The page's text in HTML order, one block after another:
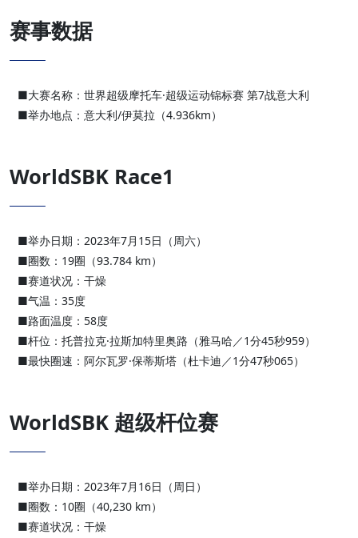
赛事数据
■大赛名称：世界超级摩托车·超级运动锦标赛 第7战意大利
■举办地点：意大利/伊莫拉（4.936km）
WorldSBK Race1
■举办日期：2023年7月15日（周六）
■圈数：19圈（93.784 km）
■赛道状况：干燥
■气温：35度
■路面温度：58度
■杆位：托普拉克·拉斯加特里奥路（雅马哈／1分45秒959）
■最快圈速：阿尔瓦罗·保蒂斯塔（杜卡迪／1分47秒065）
WorldSBK 超级杆位赛
■举办日期：2023年7月16日（周日）
■圈数：10圈（40,230 km）
■赛道状况：干燥